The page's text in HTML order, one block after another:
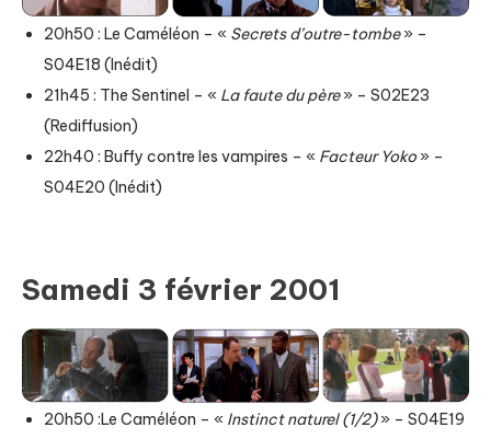
20h50 : Le Caméléon – « Secrets d’outre-tombe» –
S04E18 (Inédit)
21h45 : The Sentinel – « La faute du père» – S02E23
(Rediffusion)
22h40 : Buffy contre les vampires – « Facteur Yoko» –
S04E20 (Inédit)
Samedi 3 février 2001
20h50 :Le Caméléon – « Instinct naturel (1/2)» – S04E19